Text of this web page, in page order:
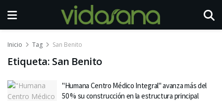
Inicio Tag San Benito
Etiqueta: San Benito
"Humana Centro Médico Integral" avanza más del
50 % su construcción en la estructura principal